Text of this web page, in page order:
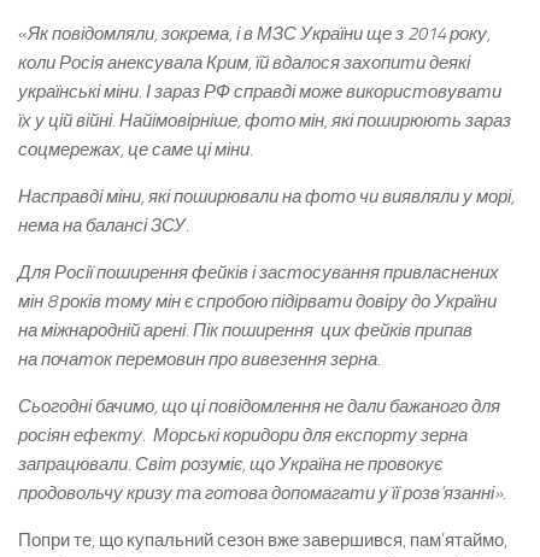
«Як повідомляли, зокрема, і в МЗС України ще з 2014 року,
коли Росія анексувала Крим, їй вдалося захопити деякі
українські міни. І зараз РФ справді може використовувати
їх у цій війні. Найімовірніше, фото мін, які поширюють зараз
соцмережах, це саме ці міни.
Насправді міни, які поширювали на фото чи виявляли у морі,
нема на балансі ЗСУ.
Для Росії поширення фейків і застосування привласнених
мін 8 років тому мін є спробою підірвати довіру до України
на міжнародній арені. Пік поширення цих фейків припав
на початок перемовин про вивезення зерна.
Сьогодні бачимо, що ці повідомлення не дали бажаного для
росіян ефекту. Морські коридори для експорту зерна
запрацювали. Світ розуміє, що Україна не провокує
продовольчу кризу та готова допомагати у її розв’язанні».
Попри те, що купальний сезон вже завершився, пам’ятаймо,